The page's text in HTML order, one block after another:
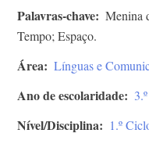
Palavras-chave
Menina
Tempo; Espaço.
Área Línguas e
Ano de escolaridade
Nível/Disciplina 1.º